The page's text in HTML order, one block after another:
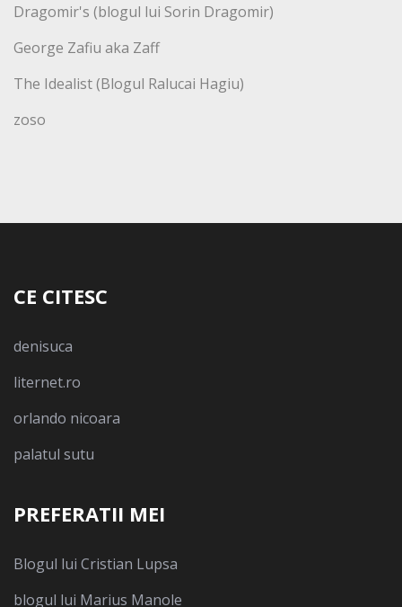
Dragomir's (blogul lui Sorin Dragomir)
George Zafiu aka Zaff
The Idealist (Blogul Ralucai Hagiu)
zoso
CE CITESC
denisuca
liternet.ro
orlando nicoara
palatul sutu
PREFERATII MEI
Blogul lui Cristian Lupsa
blogul lui Marius Manole